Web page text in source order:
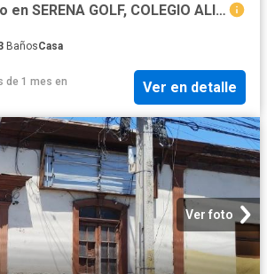
Casa en Arriendo en SERENA GOLF, COLEGIO ALIANZA FRANCESA, STRIP CENTER DE SERENA GOLF¡
BañosCasa
de 1 mes en
Ver en detalle
Ver foto